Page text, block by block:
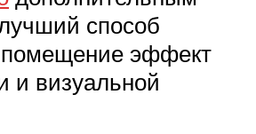
способ
помещение эффект
и визуальной